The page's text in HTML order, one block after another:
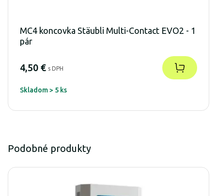
MC4 koncovka Stäubli Multi-Contact EVO2 - 1
pár
4,50 € s DPH
Skladom > 5 ks
Podobné produkty